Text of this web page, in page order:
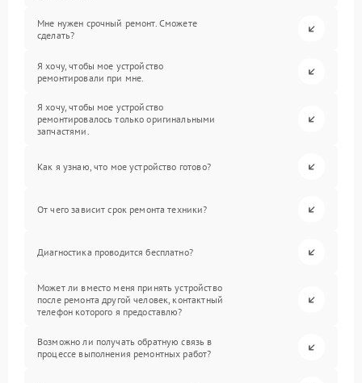
Мне нужен срочный ремонт. Сможете
сделать?
Я хочу, чтобы мое устройство
ремонтировали при мне.
Я хочу, чтобы мое устройство
ремонтировалось только оригинальными
запчастями.
Как я узнаю, что мое устройство готово?
От чего зависит срок ремонта техники?
Диагностика проводится бесплатно?
Может ли вместо меня принять устройство
после ремонта другой человек, контактный
телефон которого я предоставлю?
Возможно ли получать обратную связь в
процессе выполнения ремонтных работ?